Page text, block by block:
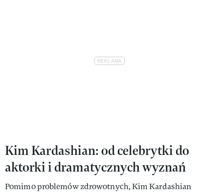
Kim Kardashian: od celebrytki do
aktorki i dramatycznych wyznań
Pomimo problemów zdrowotnych, Kim Kardashian